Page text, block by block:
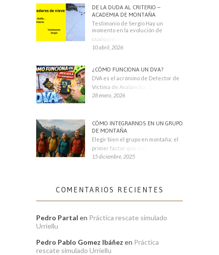
DE LA DUDA AL CRITERIO –
ACADEMIA DE MONTAÑA
Testimonio de Sergio Hay un
momento en la evolución de
cualquier montañero
10 abril, 2026
¿CÓMO FUNCIONA UN DVA?
DVA es el acrónimo de Detector de
Víctima de Avalancha. También se
28 enero, 2026
CÓMO INTEGRARNOS EN UN GRUPO
DE MONTAÑA
Elegir bien el grupo en montaña: el
primer factor que condiciona tu
15 diciembre, 2025
COMENTARIOS RECIENTES
Pedro Partal en Práctica rescate simulado
Urriellu
Pedro Pablo Gomez Ibáñez en Práctica
rescate simulado Urriellu